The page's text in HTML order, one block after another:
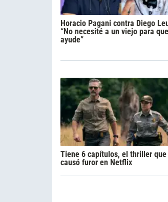
Horacio Pagani contra Diego
“No necesité a un viejo para
ayude”
Tiene 6 capítulos, el thriller que
causó furor en Netflix